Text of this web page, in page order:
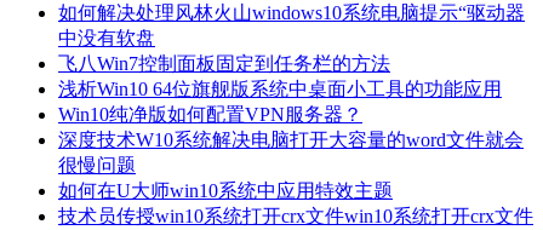
如何解决处理风林火山windows10系统电脑提示“驱动器
中没有软盘
飞八Win7控制面板固定到任务栏的方法
浅析Win10 64位旗舰版系统中桌面小工具的功能应用
Win10纯净版如何配置VPN服务器？
深度技术W10系统解决电脑打开大容量的word文件就会
很慢问题
如何在U大师win10系统中应用特效主题
技术员传授win10系统打开crx文件win10系统打开crx文件